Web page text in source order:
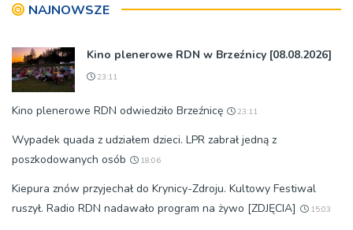
NAJNOWSZE
Kino plenerowe RDN w Brzeźnicy [08.08.2026]
23:11
Kino plenerowe RDN odwiedziło Brzeźnicę 23:11
Wypadek quada z udziałem dzieci. LPR zabrał jedną z
poszkodowanych osób
18:06
Kiepura znów przyjechał do Krynicy-Zdroju. Kultowy Festiwal
ruszył. Radio RDN nadawało program na żywo [ZDJĘCIA]
15:03